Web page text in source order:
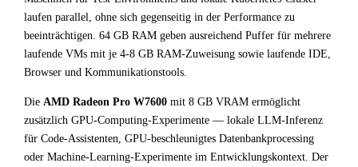
laufen parallel, ohne sich gegenseitig in der Performance zu
beeinträchtigen. 64 GB RAM geben ausreichend Puffer für mehrere
laufende VMs mit je 4-8 GB RAM-Zuweisung sowie laufende IDE,
Browser und Kommunikationstools.
Die AMD Radeon Pro W7600 mit 8 GB VRAM ermöglicht
zusätzlich GPU-Computing-Experimente — lokale LLM-Inferenz
für Code-Assistenten, GPU-beschleunigtes Datenbankprocessing
oder Machine-Learning-Experimente im Entwicklungskontext. Der